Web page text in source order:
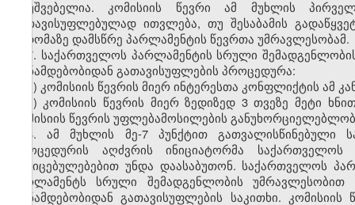
დაუშვებელია. კომისიის წევრი ამ მუხლის
გათავისუფლებულად ითვლება, თუ შესაბამის
სხდომაზე დამსწრე პარლამენტის წევრთა უმრავლესობამ.
7. საქართველოს პარლამენტის სრული
თანამდებობიდან გათავისუფლების პროცედურა:
ა) კომისიის წევრის მიერ ინტერესთა კონფლიქტის ამ
ბ) კომისიის წევრის მიერ ზედიზედ 3 თვეზე მეტი
კომისიის წევრის უფლებამოსილების
8. ამ მუხლის მე-7 პუნქტით გათვალისწინებული
პროცედურის აღძვრის ინიციატორმა
მტკიცებულებებით უნდა დაასაბუთონ. საქართველოს
პარლამენტს სრული შემადგენლობის
თანამდებობიდან გათავისუფლების საკითხი.